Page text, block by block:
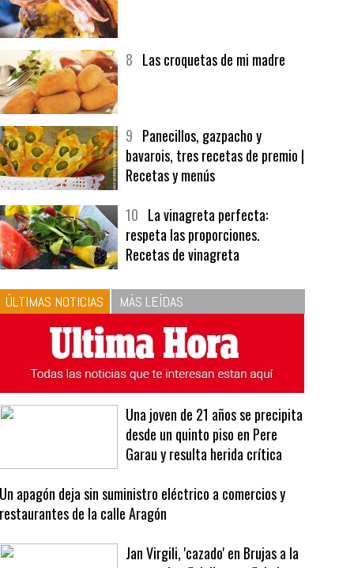
bavarois, tres recetas de premio |
Recetas y menús
respeta las proporciones.
Recetas de vinagreta
ÚLTIMAS NOTICIAS MÁS LEÍDAS
desde un quinto piso en Pere
Garau y resulta herida crítica
Un apagón deja sin suministro eléctrico a comercios y